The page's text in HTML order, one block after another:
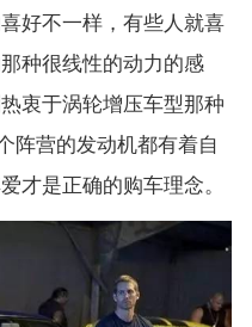
好不一样，有些人就喜
种很线性的动力的感
衷于涡轮增压车型那种
阵营的发动机都有着自
才是正确的购车理念。